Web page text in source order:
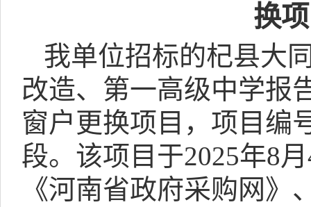
换
我单位招标的杞县大
改造、第一高级中学报
窗户更换项目 ，项目编
段。该项目于2025年8月
《河南省政府采购网